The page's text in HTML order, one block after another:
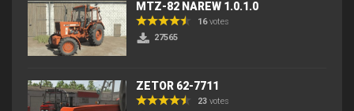
MTZ-82 NAREW 1.0.1.0
16votes
27565
ZETOR 62-7711
23 votes